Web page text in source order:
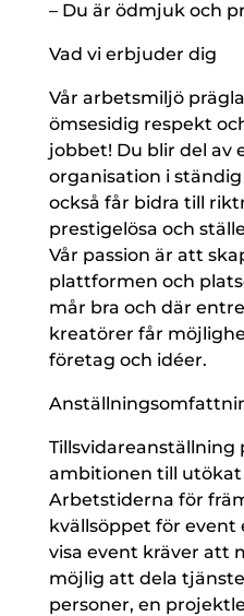
– Du är ödmjuk och
Vad vi erbjuder dig
Vår arbetsmiljö
ömsesidig respekt
jobbet! Du blir del av
organisation i
också får bidra till
prestigelösa och
Vår passion är att
plattformen och
mår bra och där
kreatörer får
företag och idéer.
Tillsvidareanställning
ambitionen till
Arbetstiderna för
kvällsöppet för event
visa event kräver att
möjlig att dela
personer, en